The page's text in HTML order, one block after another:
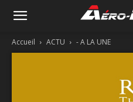
Accueil ACTU - A LA UNE